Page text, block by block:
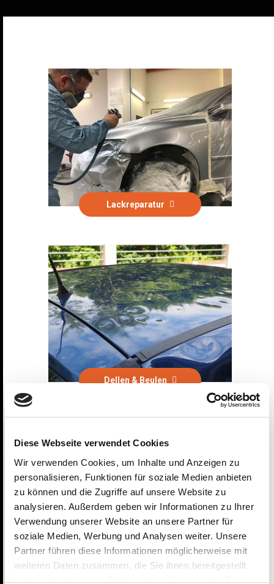
Diese Webseite verwendet Cookies
Wir verwenden Cookies, um Inhalte und Anzeigen zu
personalisieren, Funktionen für soziale Medien anbieten
zu können und die Zugriffe auf unsere Website zu
analysieren. Außerdem geben wir Informationen zu Ihrer
Verwendung unserer Website an unsere Partner für
soziale Medien, Werbung und Analysen weiter. Unsere
Partner führen diese Informationen möglicherweise mit
weiteren Daten zusammen, die Sie ihnen bereitgestellt
haben oder die sie im Rahmen Ihrer Nutzung der Dienste
Lackreparatur
Dellen & Beulen
Felgenreparatur
Fahrzeugaufbereitung